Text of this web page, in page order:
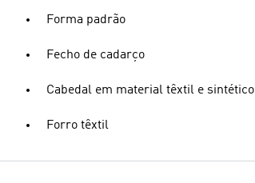
Forma padrão
Fecho de cadarço
Cabedal em material têxtil e sintético
Forro têxtil